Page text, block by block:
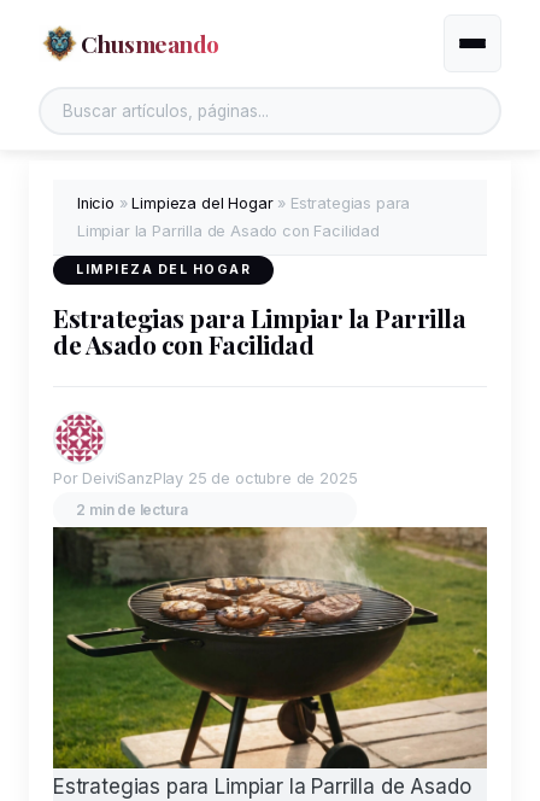
Chusmeando
Buscar en el sitio
Alternar
Inicio »Limpieza del Hogar» Estrategias para
Limpiar la Parrilla de Asado con Facilidad
LIMPIEZA DEL HOGAR
Estrategias para Limpiar la Parrilla
de Asado con Facilidad
Por DeiviSanzPlay 25 de octubre de 2025
2 min de lectura
Estrategias para Limpiar la Parrilla de Asado